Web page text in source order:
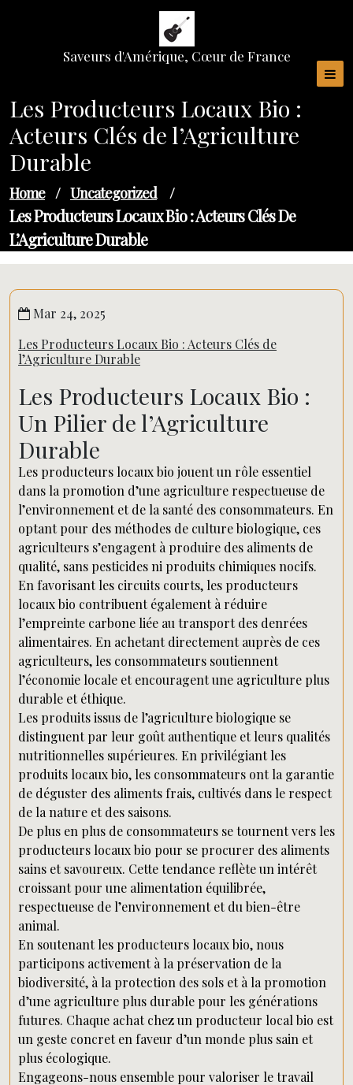
Saveurs d'Amérique, Cœur de France
Les Producteurs Locaux Bio :
Acteurs Clés de l’Agriculture
Durable
Home / Uncategorized /
Les Producteurs Locaux Bio : Acteurs Clés De
L’Agriculture Durable
Mar 24, 2025
Les Producteurs Locaux Bio : Acteurs Clés de
l’Agriculture Durable
Les Producteurs Locaux Bio :
Un Pilier de l’Agriculture
Durable
Les producteurs locaux bio jouent un rôle essentiel
dans la promotion d’une agriculture respectueuse de
l’environnement et de la santé des consommateurs. En
optant pour des méthodes de culture biologique, ces
agriculteurs s’engagent à produire des aliments de
qualité, sans pesticides ni produits chimiques nocifs.
En favorisant les circuits courts, les producteurs
locaux bio contribuent également à réduire
l’empreinte carbone liée au transport des denrées
alimentaires. En achetant directement auprès de ces
agriculteurs, les consommateurs soutiennent
l’économie locale et encouragent une agriculture plus
durable et éthique.
Les produits issus de l’agriculture biologique se
distinguent par leur goût authentique et leurs qualités
nutritionnelles supérieures. En privilégiant les
produits locaux bio, les consommateurs ont la garantie
de déguster des aliments frais, cultivés dans le respect
de la nature et des saisons.
De plus en plus de consommateurs se tournent vers les
producteurs locaux bio pour se procurer des aliments
sains et savoureux. Cette tendance reflète un intérêt
croissant pour une alimentation équilibrée,
respectueuse de l’environnement et du bien-être
animal.
En soutenant les producteurs locaux bio, nous
participons activement à la préservation de la
biodiversité, à la protection des sols et à la promotion
d’une agriculture plus durable pour les générations
futures. Chaque achat chez un producteur local bio est
un geste concret en faveur d’un monde plus sain et
plus écologique.
Engageons-nous ensemble pour valoriser le travail